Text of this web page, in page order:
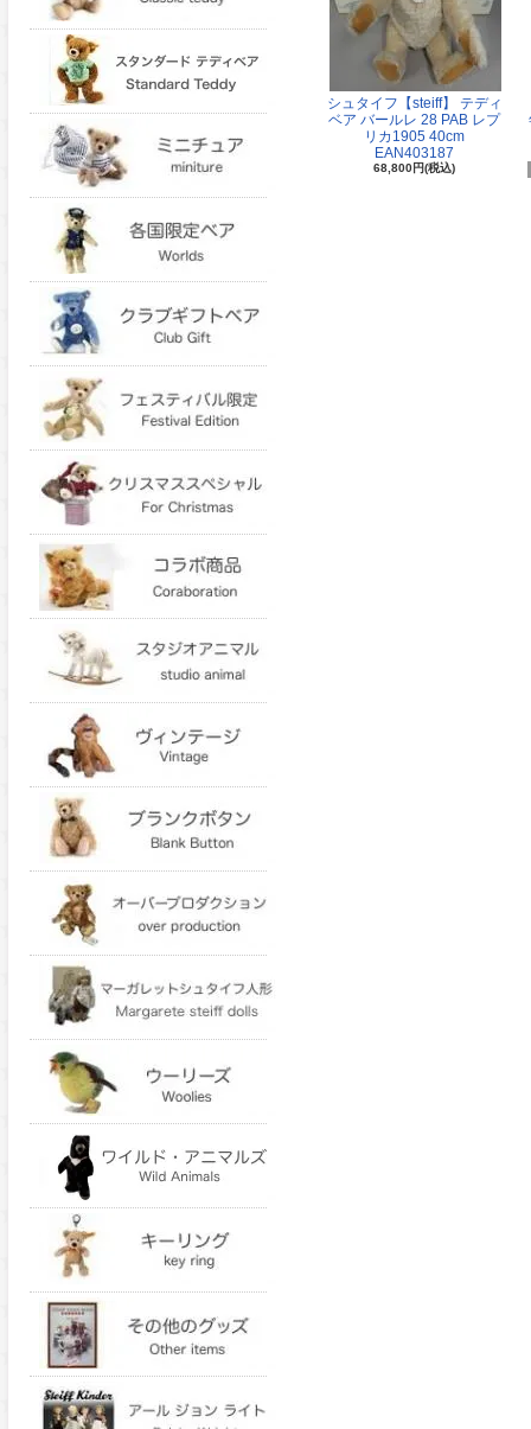
シュタイフ【steiff】 テディ
ベア バールレ 28 PAB レプ
リカ1905 40cm
EAN403187
68,800円(税込)